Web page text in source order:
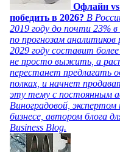
Офлайн
победить в 2026? В
2019 году до почти 23%
по прогнозам
2029 году составит
не просто выжить, а
перестанет предлагать
полках, и начнет
эту тему с постоянным
Виноградовой,
бизнесе, автором блога
Business Blog.